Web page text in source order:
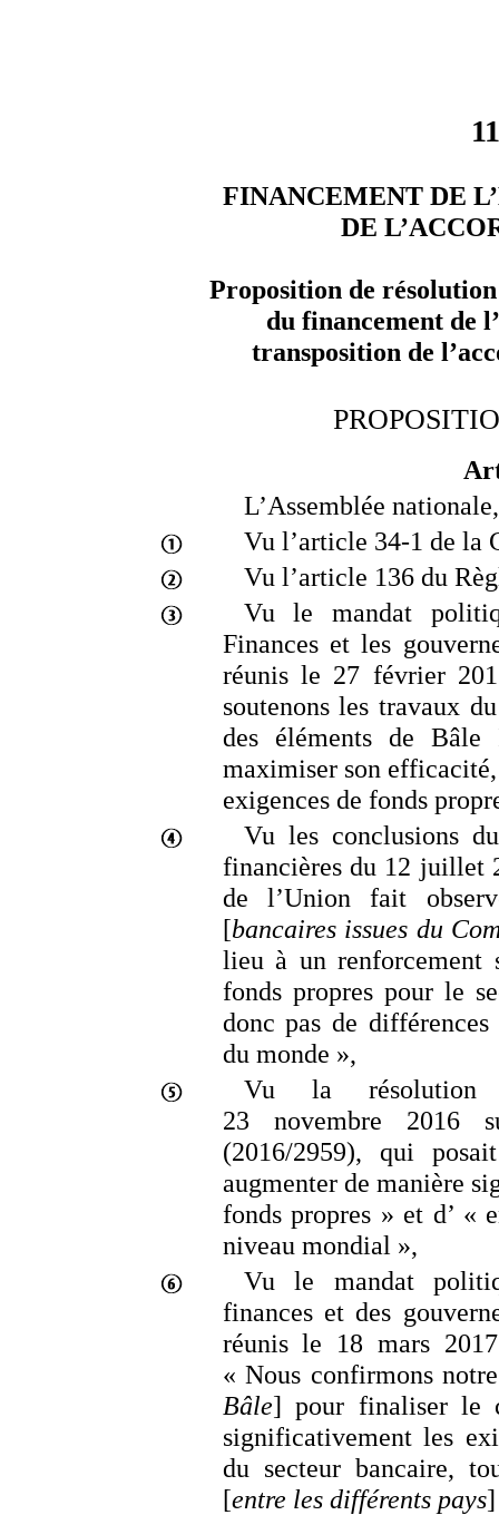
FINANCEMENT DE
DE
Proposition de
du financement de
transposition de
L’Assemblée nationale,
Vu l’article 34‑1 de la
Vu l’article 136 du
Vu le mandat
Finances et les
réunis le 27 février
soutenons les travaux
des éléments de Bâle
maximiser son
exigences de fonds
Vu les conclusions
financières du 12 juillet
de l’Union fait
[bancaires issues du
lieu à un renforcement
fonds propres pour le
donc pas de
du monde »,
Vu la résolution
23
novembre 2016
(2016/2959), qui
augmenter de manière
fonds propres » et d’ «
niveau mondial »,
Vu le mandat
finances et des
réunis le 18 mars
« Nous confirmons
Bâle] pour finaliser le
significativement les
du secteur bancaire,
[entre les différents pays]